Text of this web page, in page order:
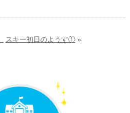
スキー初日のようす① »